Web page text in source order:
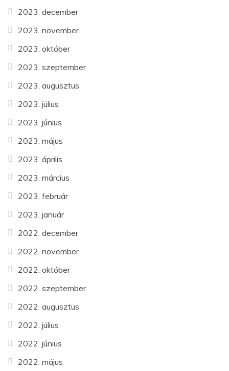
2023. december
2023. november
2023. október
2023. szeptember
2023. augusztus
2023. július
2023. június
2023. május
2023. április
2023. március
2023. február
2023. január
2022. december
2022. november
2022. október
2022. szeptember
2022. augusztus
2022. július
2022. június
2022. május